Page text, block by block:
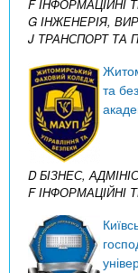
F ІНФОРМАЦІЙНІ
G ІНЖЕНЕРІЯ,
J ТРАНСПОРТ ТА
та
D БІЗНЕС,
F ІНФОРМАЦІЙНІ